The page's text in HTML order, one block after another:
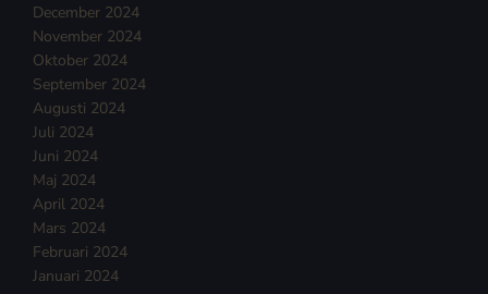
December 2024
November 2024
Oktober 2024
September 2024
Augusti 2024
Juli 2024
Juni 2024
Maj 2024
April 2024
Mars 2024
Februari 2024
Januari 2024